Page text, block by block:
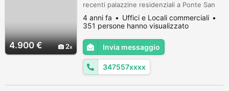
4.900 € 2
recenti palazzine residenziali a Ponte San
Nicolò (PD). ideali per ripostigli, spazi
archivio, posto bici o posto moto. remigio
3475579422
4 anni fa
Uffici e Locali commerciali
351 persone hanno visualizzato
Invia messaggio
347557xxxx